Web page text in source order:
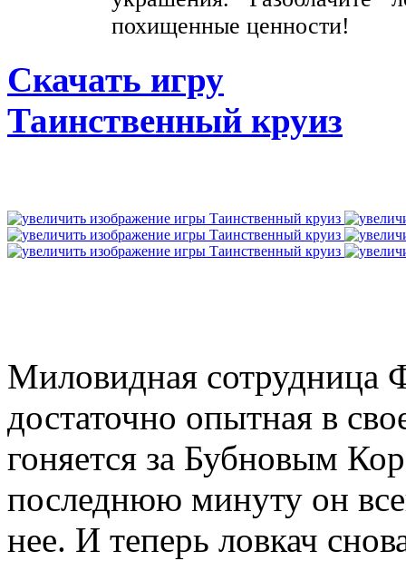
похищенные ценности!
Скачать игру
Таинственный круиз
Миловидная сотрудница
достаточно опытная в
гоняется за Бубновым
последнюю минуту он
нее. И теперь ловкач